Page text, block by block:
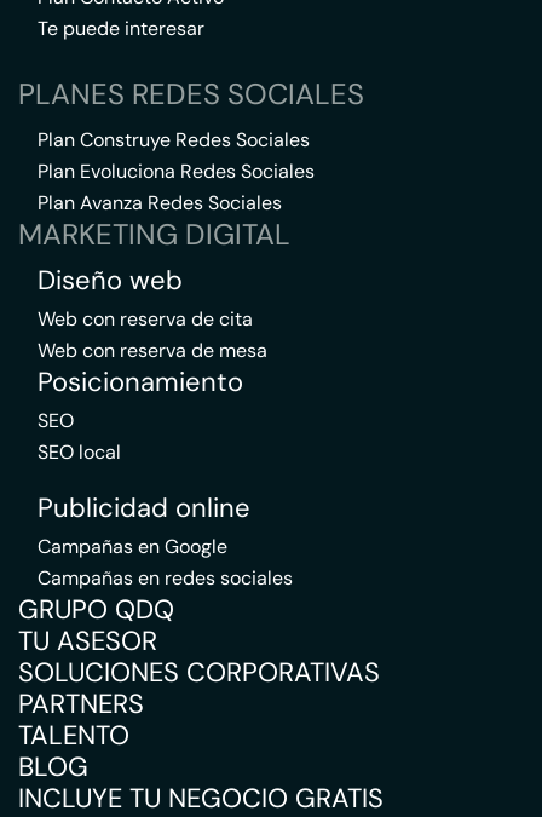
Te puede interesar
PLANES REDES SOCIALES
Plan Construye Redes Sociales
Plan Evoluciona Redes Sociales
Plan Avanza Redes Sociales
MARKETING DIGITAL
Diseño web
Web con reserva de cita
Web con reserva de mesa
Posicionamiento
SEO
SEO local
Publicidad online
Campañas en Google
Campañas en redes sociales
GRUPO QDQ
TU ASESOR
SOLUCIONES CORPORATIVAS
PARTNERS
TALENTO
BLOG
INCLUYE TU NEGOCIO GRATIS